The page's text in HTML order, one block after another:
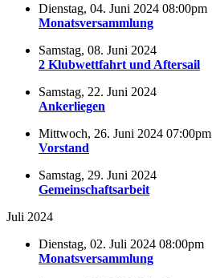
Dienstag, 04. Juni 2024 08:00pm
Monatsversammlung
Samstag, 08. Juni 2024
2 Klubwettfahrt und Aftersail
Samstag, 22. Juni 2024
Ankerliegen
Mittwoch, 26. Juni 2024 07:00pm
Vorstand
Samstag, 29. Juni 2024
Gemeinschaftsarbeit
Juli 2024
Dienstag, 02. Juli 2024 08:00pm
Monatsversammlung